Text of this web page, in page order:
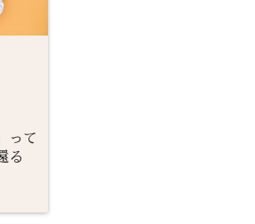
って
る